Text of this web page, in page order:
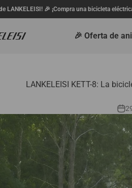
una bicicleta eléctrica y ahorra hasta 120 € +
🎉 Oferta de
LANKELEISI KETT-8: La